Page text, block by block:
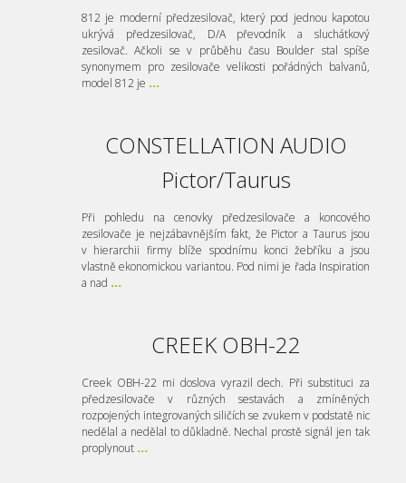
812 je moderní předzesilovač, který pod jednou kapotou
ukrývá předzesilovač, D/A převodník a sluchátkový
zesilovač. Ačkoli se v průběhu času Boulder stal spíše
synonymem pro zesilovače velikosti pořádných balvanů,
model 812 je ...
CONSTELLATION AUDIO
Pictor/Taurus
Při pohledu na cenovky předzesilovače a koncového
zesilovače je nejzábavnějším fakt, že Pictor a Taurus jsou
v hierarchii firmy blíže spodnímu konci žebříku a jsou
vlastně ekonomickou variantou. Pod nimi je řada Inspiration
a nad ...
CREEK OBH-22
Creek OBH-22 mi doslova vyrazil dech. Při substituci za
předzesilovače v různých sestavách a zmíněných
rozpojených integrovaných siličích se zvukem v podstatě nic
nedělal a nedělal to důkladně. Nechal prostě signál jen tak
proplynout ...